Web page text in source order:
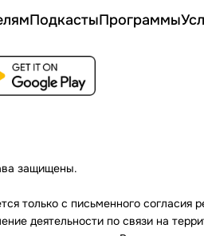
ПодкастыПрограммы
защищены.
только с письменного согласия
деятельности по связи на